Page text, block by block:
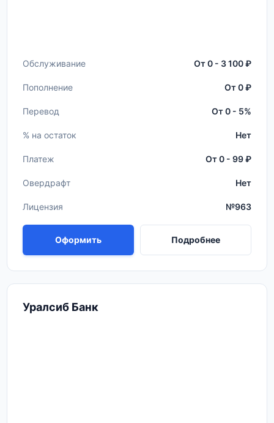
Обслуживание От 0 - 3 100 ₽
Пополнение От 0 ₽
Перевод От 0 - 5%
% на остаток Нет
Платеж От 0 - 99 ₽
Овердрафт Нет
Лицензия №963
Оформить Подробнее
Уралсиб Банк